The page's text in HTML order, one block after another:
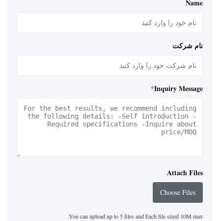
Name
نام شرکت
Inquiry Message
*
Attach Files
Choose Files
You can upload up to 5 files and Each file sized 10M max.